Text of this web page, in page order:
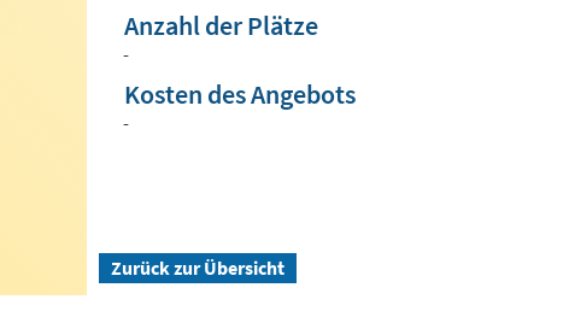
Anzahl der Plätze
-
Kosten des Angebots
-
Zurück zur Übersicht